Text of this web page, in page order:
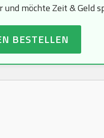
möchte Zeit & Geld
BESTELLEN